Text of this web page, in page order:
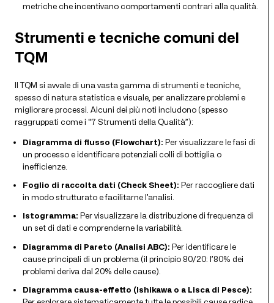
metriche che incentivano comportamenti contrari alla qualità.
Strumenti e tecniche comuni del
TQM
Il TQM si avvale di una vasta gamma di strumenti e tecniche,
spesso di natura statistica e visuale, per analizzare problemi e
migliorare processi. Alcuni dei più noti includono (spesso
raggruppati come i “7 Strumenti della Qualità”):
Diagramma di flusso (Flowchart): Per visualizzare le fasi di
un processo e identificare potenziali colli di bottiglia o
inefficienze.
Foglio di raccolta dati (Check Sheet): Per raccogliere dati
in modo strutturato e facilitarne l’analisi.
Istogramma: Per visualizzare la distribuzione di frequenza di
un set di dati e comprenderne la variabilità.
Diagramma di Pareto (Analisi ABC): Per identificare le
cause principali di un problema (il principio 80/20: l’80% dei
problemi deriva dal 20% delle cause).
Diagramma causa-effetto (Ishikawa o a Lisca di Pesce):